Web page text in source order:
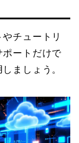
チュートリ
ポートだけで
ましょう。